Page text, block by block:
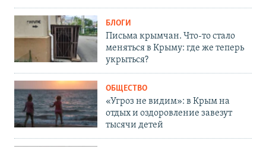
БЛОГИ
Письма крымчан. Что-то стало
меняться в Крыму: где же теперь
укрыться?
ОБЩЕСТВО
«Угроз не видим»: в Крым на
отдых и оздоровление завезут
тысячи детей